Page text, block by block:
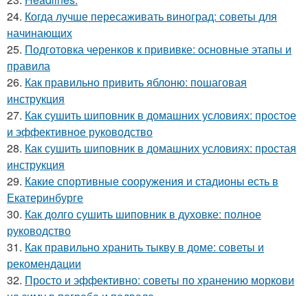
24. Когда лучше пересаживать виноград: советы для
начинающих
25. Подготовка черенков к прививке: основные этапы и
правила
26. Как правильно привить яблоню: пошаговая
инструкция
27. Как сушить шиповник в домашних условиях: простое
и эффективное руководство
28. Как сушить шиповник в домашних условиях: простая
инструкция
29. Какие спортивные сооружения и стадионы есть в
Екатеринбурге
30. Как долго сушить шиповник в духовке: полное
руководство
31. Как правильно хранить тыкву в доме: советы и
рекомендации
32. Просто и эффективно: советы по хранению моркови